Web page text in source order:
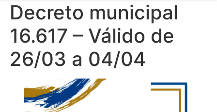
Decreto municipal
16.617 – Válido de
26/03 a 04/04